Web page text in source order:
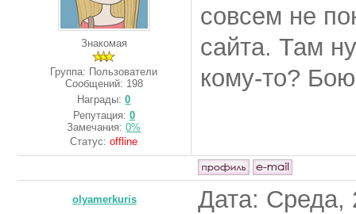
Знакомая
Группа: Пользователи
Сообщений: 198
Награды:0
Репутация: 0
Замечания:0%
Статус:offline
совсем не
сайта. Там
кому-то?
olyamerkuris Дата: